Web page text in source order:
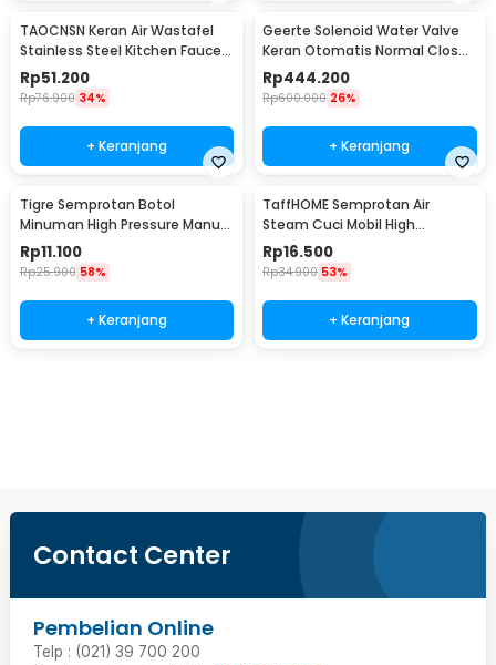
TAOCNSN Keran Air Wastafel
Stainless Steel Kitchen Faucet
- 899
Rp51.200
Rp76.900 34%
+ Keranjang
Geerte Solenoid Water Valve
Keran Otomatis Normal Close
220V 1.5 Inch - 2W-400-40
Rp444.200
Rp600.000 26%
+ Keranjang
Tigre Semprotan Botol
Minuman High Pressure Manual
Adjustable Spray - TS01
Rp11.100
Rp25.900 58%
+ Keranjang
TaffHOME Semprotan Air
Steam Cuci Mobil High
Pressure Gun - 888
Rp16.500
Rp34.900 53%
+ Keranjang
Contact Center
Pembelian Online
Telp : (021) 39 700 200